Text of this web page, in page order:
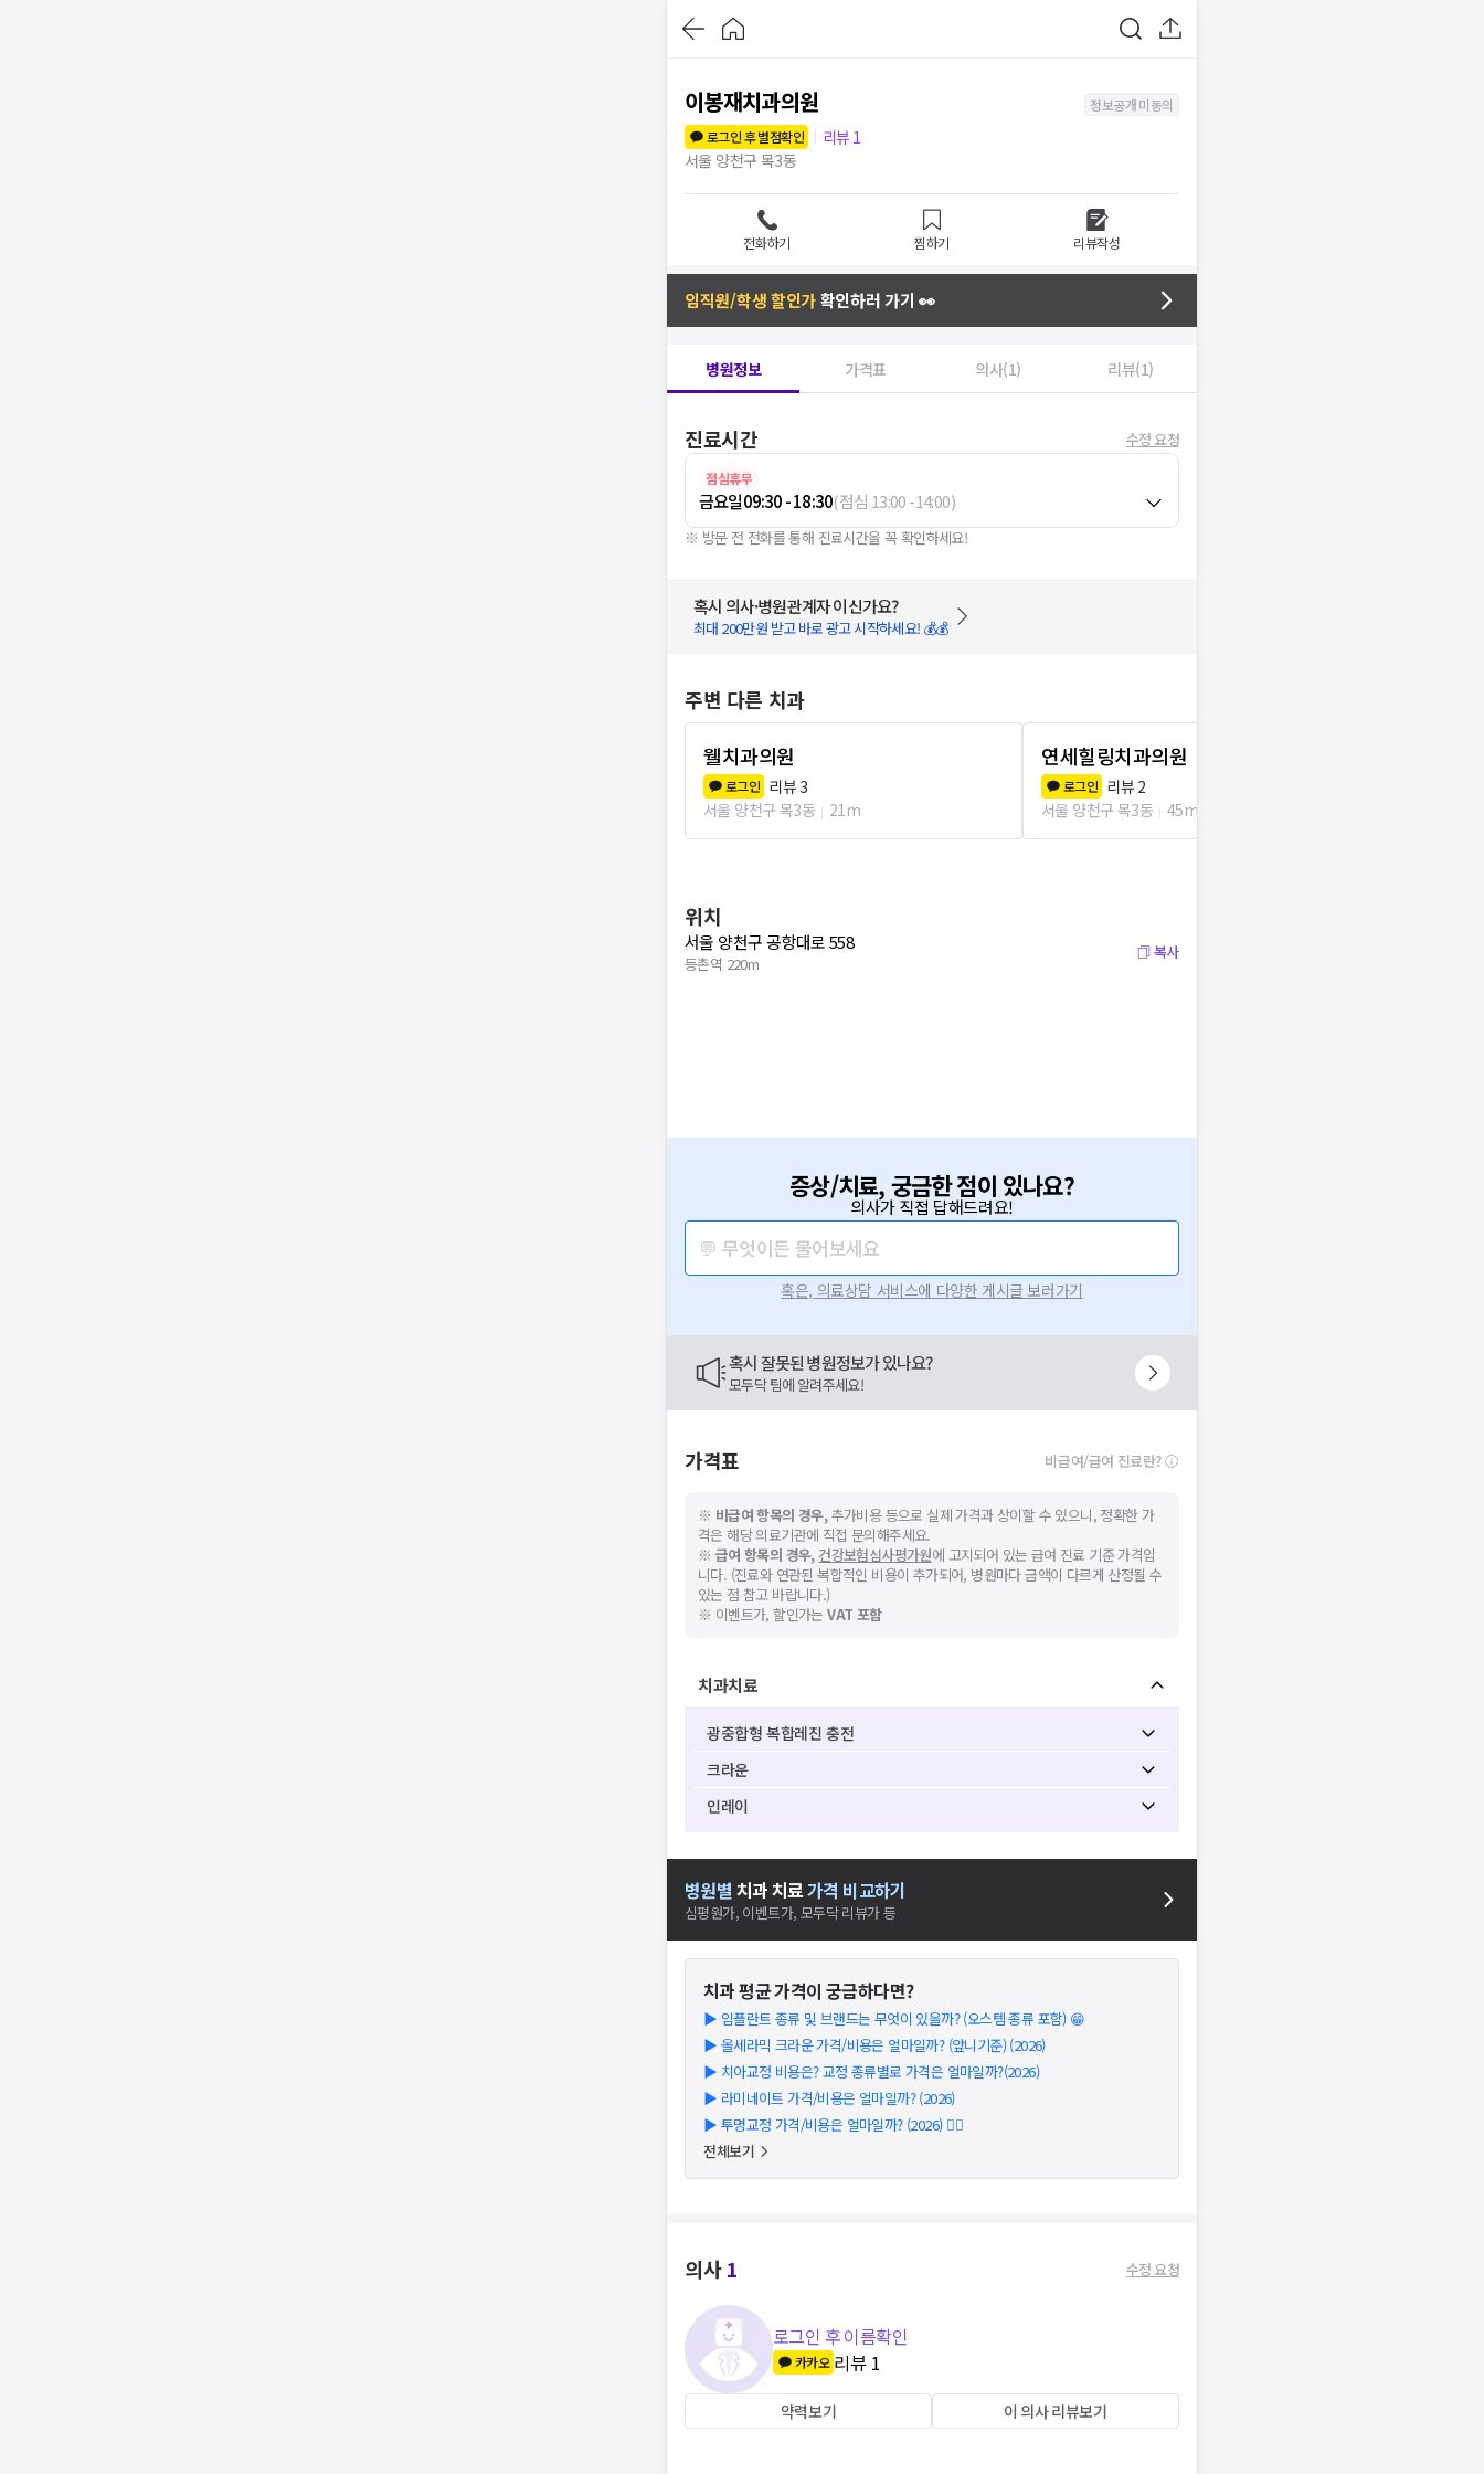
이봉재치과의원
정보공개 미동의
로그인 후 별점확인
리뷰 1
서울 양천구 목3동
전화하기 찜하기 리뷰작성
임직원/학생 할인가확인하러 가기 👀
병원정보 가격표 의사(1) 리뷰(1)
진료시간 수정 요청
점심휴무
금요일09:30 - 18:30(점심 13:00-14:00)
※ 방문 전 전화를 통해 진료시간을 꼭 확인하세요!
혹시 의사·병원관계자 이신가요?
최대 200만원 받고 바로 광고 시작하세요! 💰💰
주변 다른 치과
웰치과의원
로그인 리뷰 3
서울 양천구 목3동
21m
연세힐링치과의원
로그인 리뷰 2
서울 양천구 목3동
45m
위치
서울 양천구 공항대로 558
등촌역 220m
복사
증상/치료, 궁금한 점이 있나요?
의사가 직접 답해드려요!
💬 무엇이든 물어보세요
혹은, 의료상담 서비스에 다양한 게시글 보러가기
혹시 잘못된 병원정보가 있나요?
모두닥 팀에 알려주세요!
가격표 비급여/급여 진료란?
※ 비급여 항목의 경우,추가비용 등으로 실제 가격과 상이할 수 있으니, 정확한 가
격은 해당 의료기관에 직접 문의해주세요.
※ 급여 항목의 경우, 건강보험심사평가원에 고지되어 있는 급여 진료 기준 가격입
니다. (진료와 연관된 복합적인 비용이 추가되어, 병원마다 금액이 다르게 산정될 수
있는 점 참고 바랍니다.)
※ 이벤트가, 할인가는VAT 포함
치과치료
광중합형 복합레진 충전
크라운
인레이
병원별 치과치료가격 비교하기
심평원가, 이벤트가, 모두닥 리뷰가 등
치과평균 가격이 궁금하다면?
▶ 임플란트 종류 및 브랜드는 무엇이 있을까? (오스템 종류 포함) 😁
▶ 올세라믹 크라운 가격/비용은 얼마일까? (앞니기준) (2026)
▶ 치아교정 비용은? 교정 종류별로 가격은 얼마일까?(2026)
▶ 라미네이트 가격/비용은 얼마일까? (2026)
▶ 투명교정 가격/비용은 얼마일까? (2026) 👩‍⚕️
전체보기
의사1 수정 요청
로그인 후 이름확인
카카오 리뷰 1
약력보기 이 의사 리뷰보기